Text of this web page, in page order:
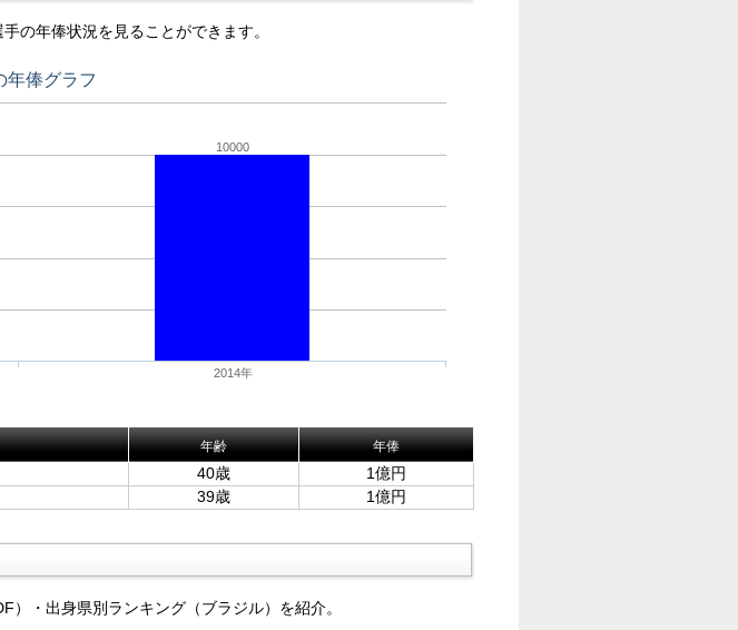
の年俸状況を見ることができます。
年俸グラフ
10000
2014年
年齢 年俸
40歳
1億円
39歳 1億円
）・出身県別ランキング（ブラジル）を紹介。